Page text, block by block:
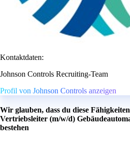
Kontaktdaten:
Johnson Controls Recruiting-Team
Profil von Johnson Controls anzeigen
Wir glauben, dass du diese
Vertriebsleiter (m/w/d)
bestehen